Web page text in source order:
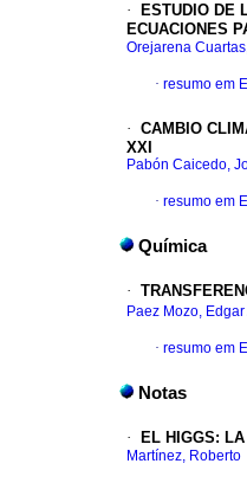
·
ESTUDIO DE
ECUACIONES
Orejarena
· resumo em
· CAMBIO
XXI
Pabón Caicedo,
· resumo em
Química
·
Paez Mozo,
· resumo em
Notas
· EL HIGGS:
Martínez, Roberto